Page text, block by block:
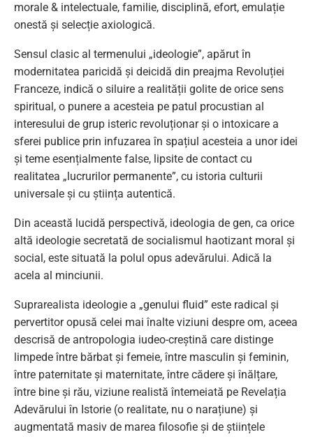
morale & intelectuale, familie, disciplină, efort, emulație
onestă și selecție axiologică.
Sensul clasic al termenului „ideologie”, apărut în
modernitatea paricidă și deicidă din preajma Revoluției
Franceze, indică o siluire a realității golite de orice sens
spiritual, o punere a acesteia pe patul procustian al
interesului de grup isteric revoluționar și o intoxicare a
sferei publice prin infuzarea în spațiul acesteia a unor idei
și teme esențialmente false, lipsite de contact cu
realitatea „lucrurilor permanente”, cu istoria culturii
universale și cu știința autentică.
Din această lucidă perspectivă, ideologia de gen, ca orice
altă ideologie secretată de socialismul haotizant moral și
social, este situată la polul opus adevărului. Adică la
acela al minciunii.
Suprarealista ideologie a „genului fluid” este radical și
pervertitor opusă celei mai înalte viziuni despre om, aceea
descrisă de antropologia iudeo-creștină care distinge
limpede între bărbat și femeie, între masculin și feminin,
între paternitate și maternitate, între cădere și înălțare,
între bine și rău, viziune realistă întemeiată pe Revelația
Adevărului în Istorie (o realitate, nu o narațiune) și
augmentată masiv de marea filosofie și de științele